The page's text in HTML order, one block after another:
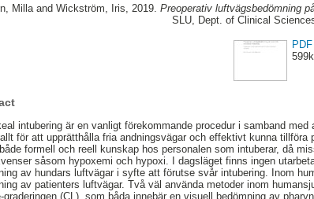
Millaand Wickström, Iris, 2019. Preoperativ luftvägsbedömning
SLU, Dept. of Clinical
PDF
intubering är en vanligt förekommande procedur i samband
för att upprätthålla fria andningsvägar och effektivt kunna
formell och reell kunskap hos personalen som intuberar, då
såsom hypoxemi och hypoxi. I dagsläget finns ingen
av hundars luftvägar i syfte att förutse svår intubering. Inom
av patienters luftvägar. Två väl använda metoder inom
graderingen (CL), som båda innebär en visuell bedömning av